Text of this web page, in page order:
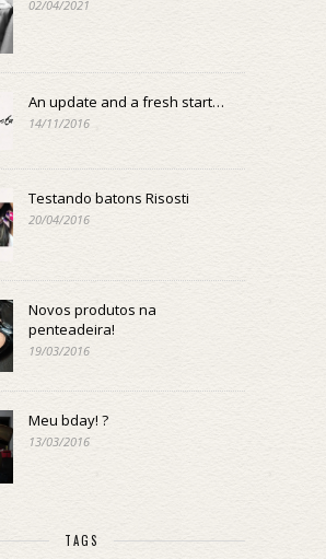
02/04/2021
An update and a fresh start…
14/11/2016
Testando batons Risosti
20/04/2016
Novos produtos na
penteadeira!
19/03/2016
Meu bday! ?
13/03/2016
TAGS